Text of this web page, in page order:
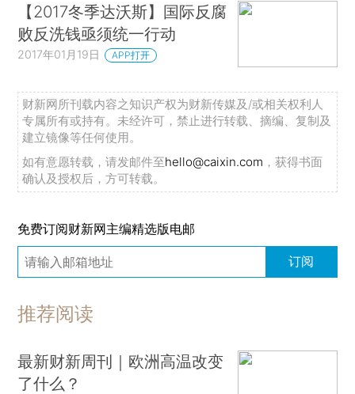
【2017冬季达沃斯】国际反腐
败反洗钱亟须统一行动
2017年01月19日 APP打开
财新网所刊载内容之知识产权为财新传媒及/或相关权利人
专属所有或持有。未经许可，禁止进行转载、摘编、复制及
建立镜像等任何使用。
如有意愿转载，请发邮件至hello@caixin.com ，获得书面
确认及授权后，方可转载。
免费订阅财新网主编精选版电邮
订阅
推荐阅读
最新财新周刊｜欧洲高温改变
了什么？